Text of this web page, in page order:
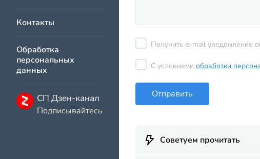
Контакты
Обработка
персональных
данных
СП Дзен-канал
Подписывайтесь
Получить e-mail уведомление
С условиями обработки
Отправить
Советуем прочитать